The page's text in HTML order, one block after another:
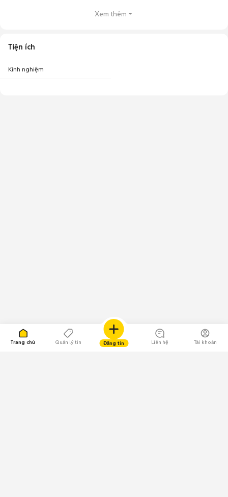
Trang chủ Quản lý tin Đăng tin Liên hệ Tài khoản
Xem thêm
Tiện ích
Kinh nghiệm